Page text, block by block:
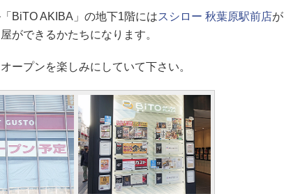
BiTO AKIBA」の地下1階にはスシロー 秋葉原駅前店が
ができるかたちになります。
ープンを楽しみにしていて下さい。